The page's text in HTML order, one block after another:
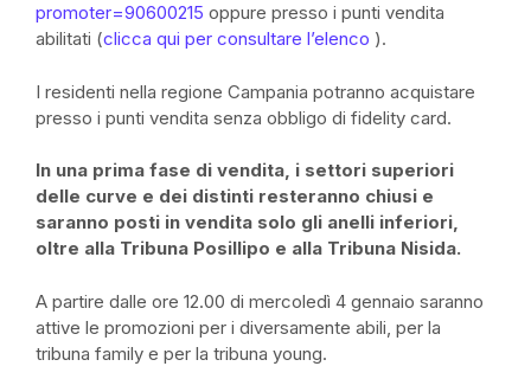
promoter=90600215 oppure presso i punti vendita
abilitati (clicca qui per consultare l’elenco ).
I residenti nella regione Campania potranno acquistare
presso i punti vendita senza obbligo di fidelity card.
In una prima fase di vendita, i settori superiori
delle curve e dei distinti resteranno chiusi e
saranno posti in vendita solo gli anelli inferiori,
oltre alla Tribuna Posillipo e alla Tribuna Nisida.
A partire dalle ore 12.00 di mercoledì 4 gennaio saranno
attive le promozioni per i diversamente abili, per la
tribuna family e per la tribuna young.